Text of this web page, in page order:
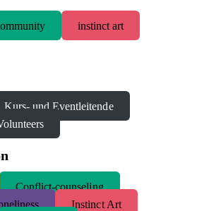
instinct art
Kurs- und Eventleitende
Conflict-counseling
Instinct Art